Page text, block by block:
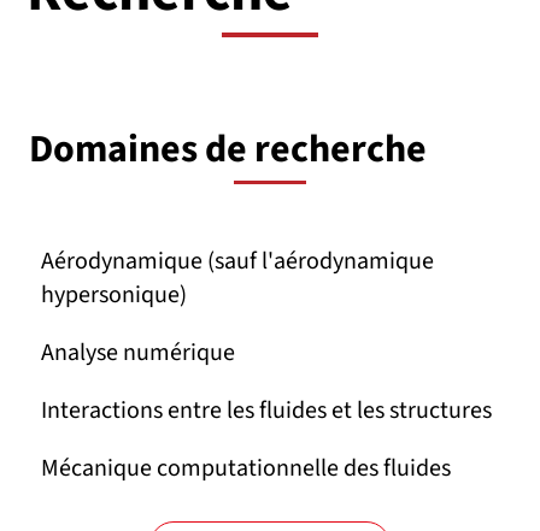
Domaines de recherche
Aérodynamique (sauf l'aérodynamique
hypersonique)
Analyse numérique
Interactions entre les fluides et les structures
Mécanique computationnelle des fluides